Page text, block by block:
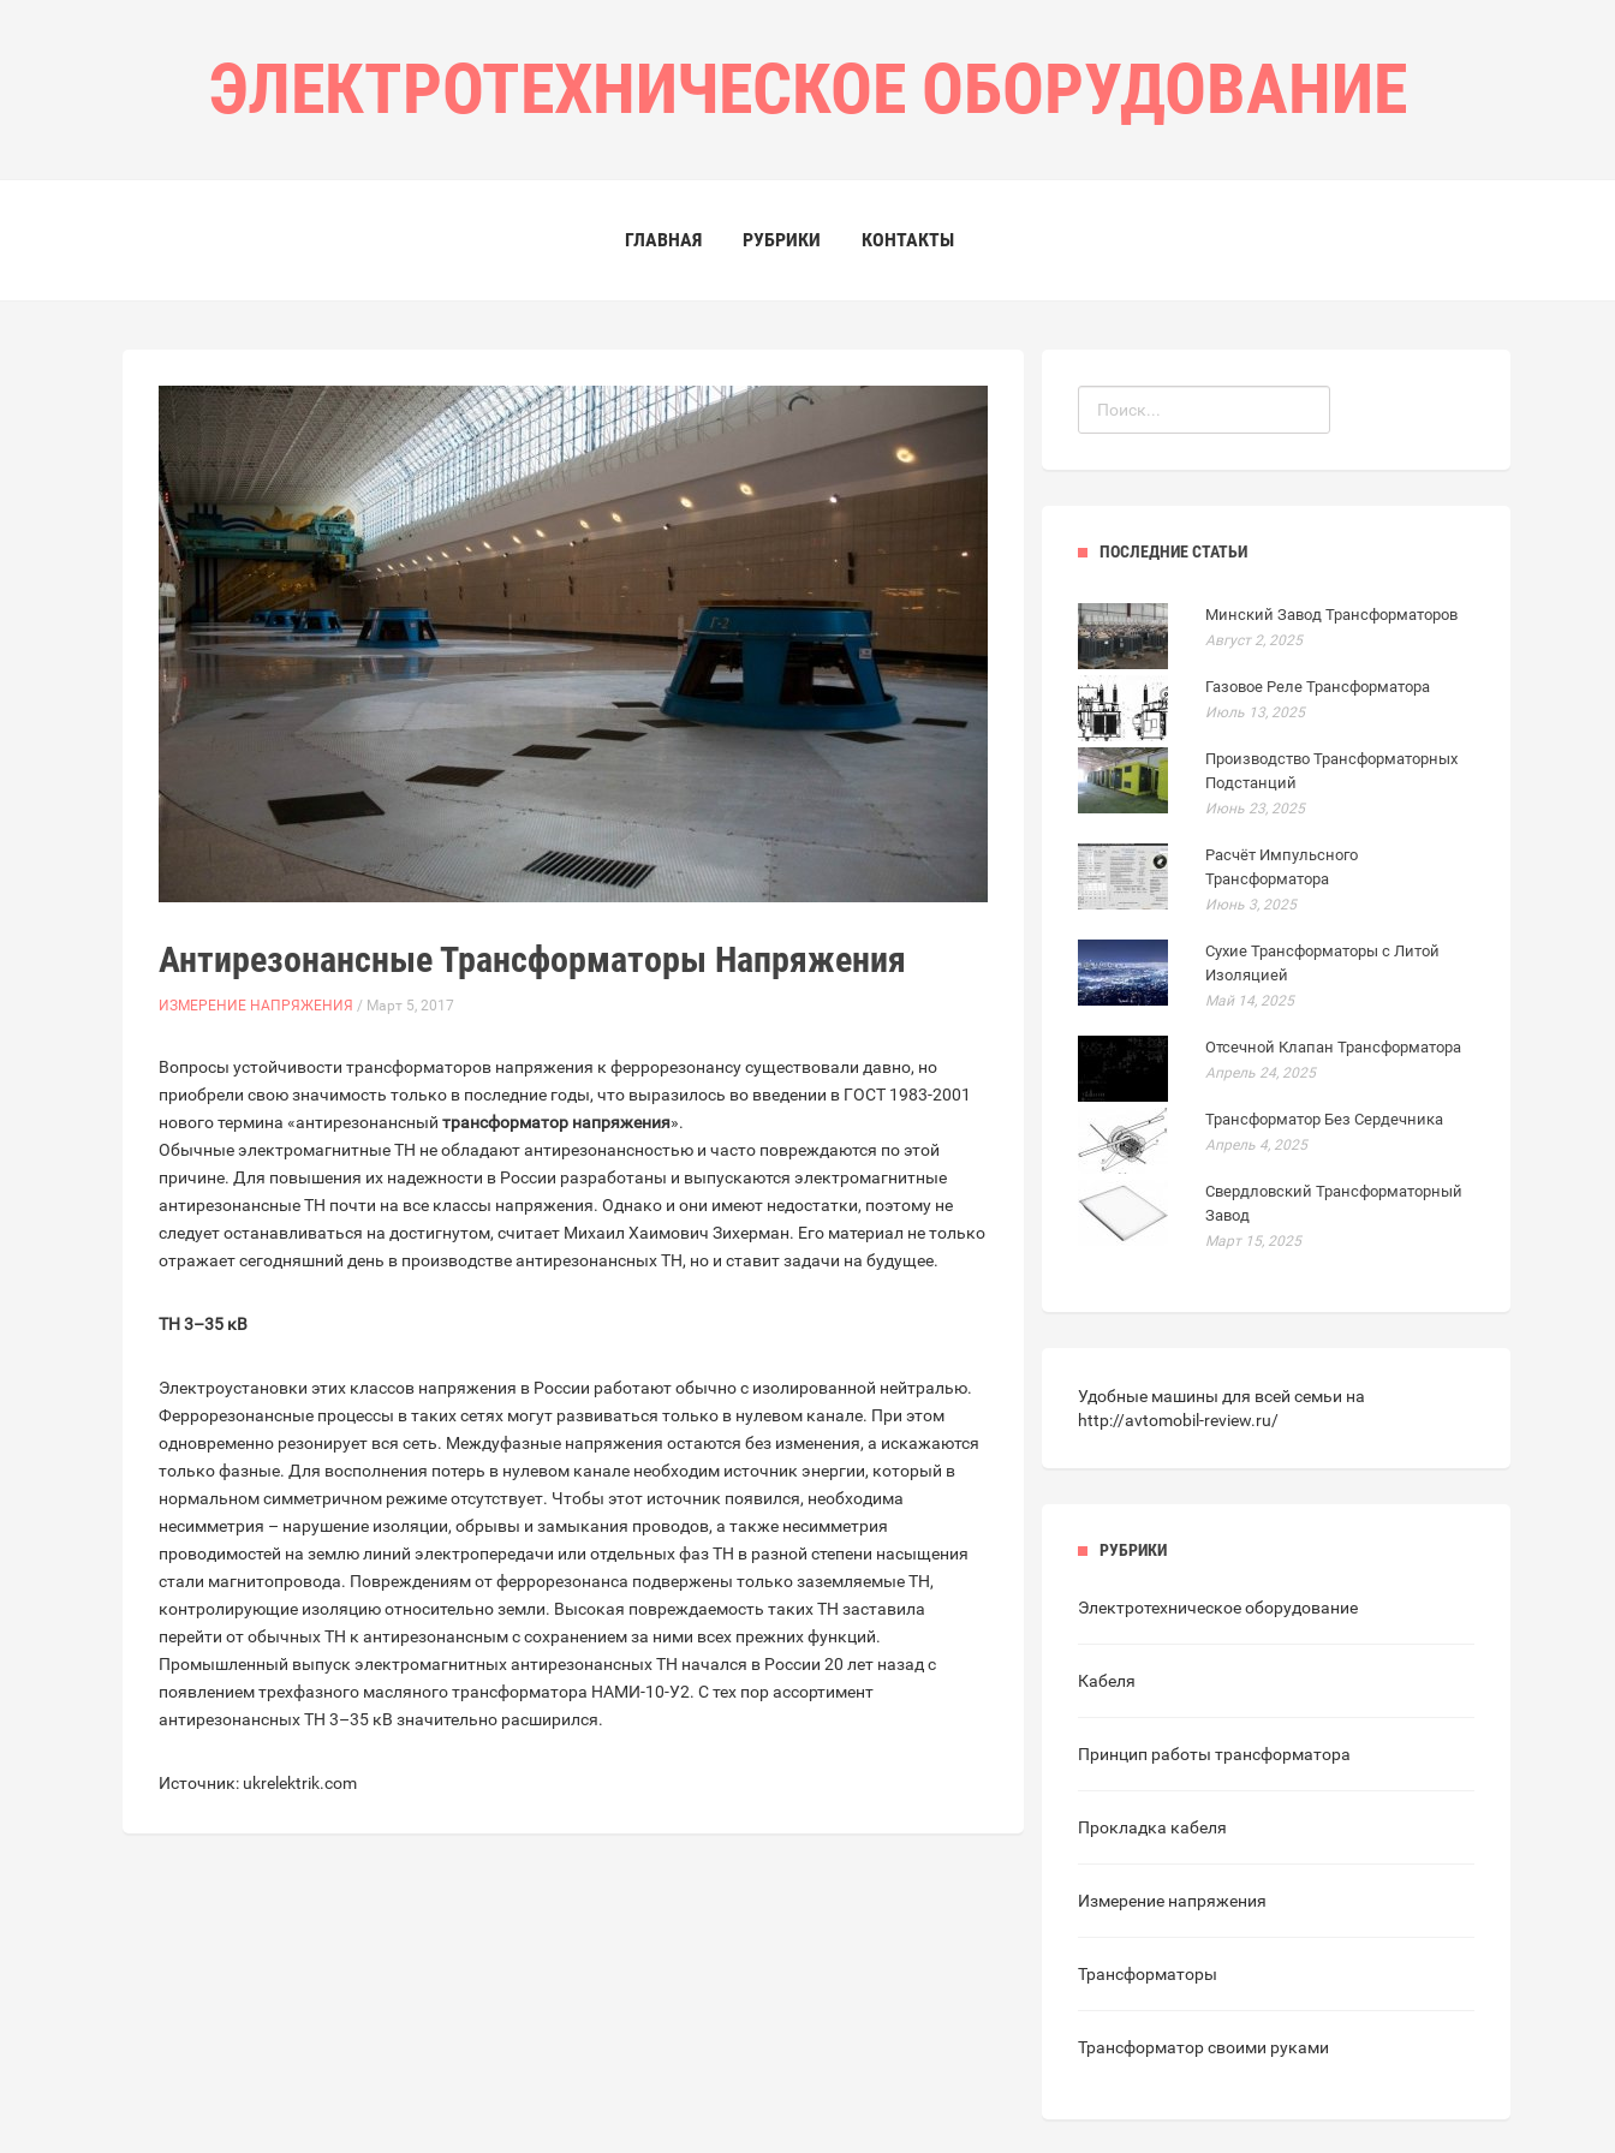
ЭЛЕКТРОТЕХНИЧЕСКОЕ ОБОРУДОВАНИЕ
ГЛАВНАЯ РУБРИКИ КОНТАКТЫ
Антирезонансные Трансформаторы Напряжения
ИЗМЕРЕНИЕ НАПРЯЖЕНИЯ / Март 5, 2017
Вопросы устойчивости трансформаторов напряжения к феррорезонансу существовали давно, но
приобрели свою значимость только в последние годы, что выразилось во введении в ГОСТ 1983-2001
нового термина «антирезонансный трансформатор напряжения».
Обычные электромагнитные ТН не обладают антирезонансностью и часто повреждаются по этой
причине. Для повышения их надежности в России разработаны и выпускаются электромагнитные
антирезонансные ТН почти на все классы напряжения. Однако и они имеют недостатки, поэтому не
следует останавливаться на достигнутом, считает Михаил Хаимович Зихерман. Его материал не только
отражает сегодняшний день в производстве антирезонансных ТН, но и ставит задачи на будущее.
ТН 3–35 кВ
Электроустановки этих классов напряжения в России работают обычно с изолированной нейтралью.
Феррорезонансные процессы в таких сетях могут развиваться только в нулевом канале. При этом
одновременно резонирует вся сеть. Междуфазные напряжения остаются без изменения, а искажаются
только фазные. Для восполнения потерь в нулевом канале необходим источник энергии, который в
нормальном симметричном режиме отсутствует. Чтобы этот источник появился, необходима
несимметрия – нарушение изоляции, обрывы и замыкания проводов, а также несимметрия
проводимостей на землю линий электропередачи или отдельных фаз ТН в разной степени насыщения
стали магнитопровода. Повреждениям от феррорезонанса подвержены только заземляемые ТН,
контролирующие изоляцию относительно земли. Высокая повреждаемость таких ТН заставила
перейти от обычных ТН к антирезонансным с сохранением за ними всех прежних функций.
Промышленный выпуск электромагнитных антирезонансных ТН начался в России 20 лет назад с
появлением трехфазного масляного трансформатора НАМИ-10-У2. С тех пор ассортимент
антирезонансных ТН 3–35 кВ значительно расширился.
Источник: ukrelektrik.com
ПОСЛЕДНИЕ СТАТЬИ
Минский Завод Трансформаторов
Август 2, 2025
Газовое Реле Трансформатора
Июль 13, 2025
Производство Трансформаторных
Подстанций
Июнь 23, 2025
Расчёт Импульсного
Трансформатора
Июнь 3, 2025
Сухие Трансформаторы с Литой
Изоляцией
Май 14, 2025
Отсечной Клапан Трансформатора
Апрель 24, 2025
Трансформатор Без Сердечника
Апрель 4, 2025
Свердловский Трансформаторный
Завод
Март 15, 2025
Удобные машины для всей семьи на
http://avtomobil-review.ru/
РУБРИКИ
Электротехническое оборудование
Кабеля
Принцип работы трансформатора
Прокладка кабеля
Измерение напряжения
Трансформаторы
Трансформатор своими руками